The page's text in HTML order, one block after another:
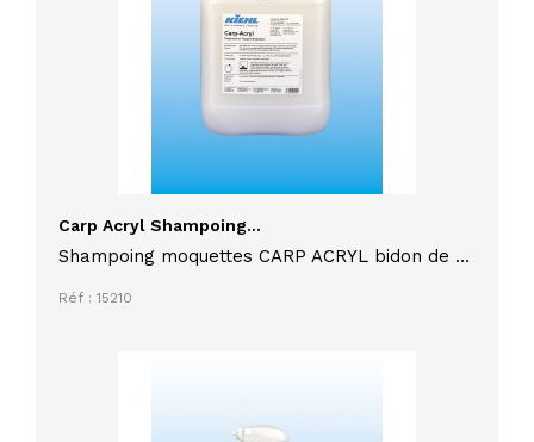
Carp Acryl Shampoing...
Shampoing moquettes CARP ACRYL bidon de 10
préserve les fibres
Réf : 15210